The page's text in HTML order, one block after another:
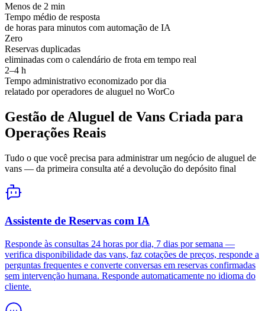
Menos de 2 min
Tempo médio de resposta
de horas para minutos com automação de IA
Zero
Reservas duplicadas
eliminadas com o calendário de frota em tempo real
2–4 h
Tempo administrativo economizado por dia
relatado por operadores de aluguel no WorCo
Gestão de Aluguel de Vans Criada para
Operações Reais
Tudo o que você precisa para administrar um negócio de aluguel de
vans — da primeira consulta até a devolução do depósito final
Assistente de Reservas com IA
Responde às consultas 24 horas por dia, 7 dias por semana —
verifica disponibilidade das vans, faz cotações de preços, responde a
perguntas frequentes e converte conversas em reservas confirmadas
sem intervenção humana. Responde automaticamente no idioma do
cliente.